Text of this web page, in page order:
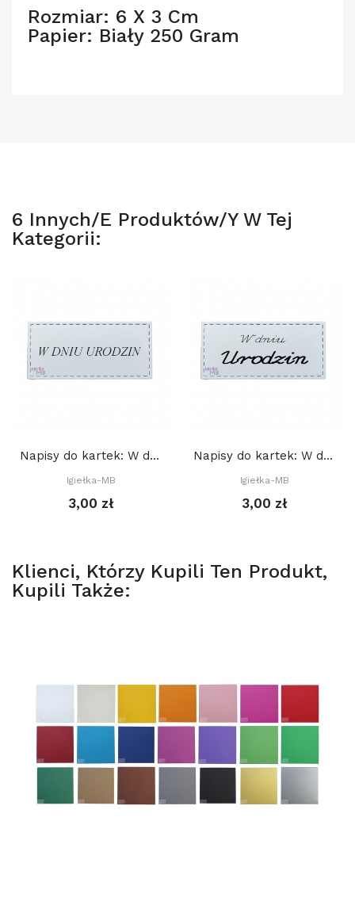
Rozmiar: 6 X 3 Cm
Papier: Biały 250 Gram
6 Innych/e Produktów/y W Tej
Kategorii:
Napisy do kartek: W dniu Urodzin (Ur 3)
Igiełka-MB
3,00 zł
Napisy do kartek: W dniu Urodzin (Ur 2)
Igiełka-MB
3,00 zł
Klienci, Którzy Kupili Ten Produkt,
Kupili Także: